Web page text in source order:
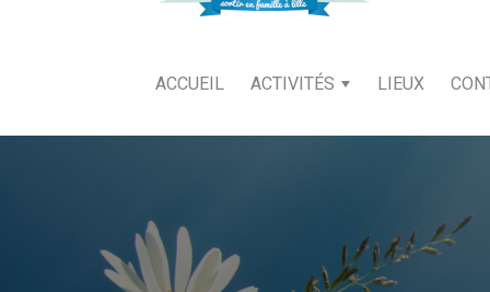
ACCUEIL ACTIVITÉS LIEUX